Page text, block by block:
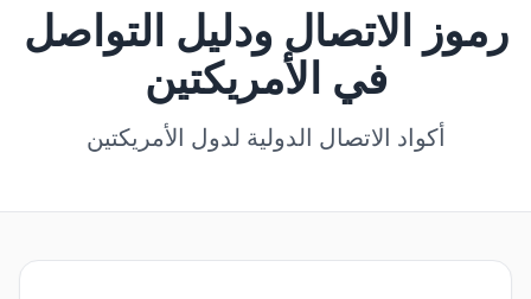
رموز الاتصال ودليل التواصل
في الأمريكتين
أكواد الاتصال الدولية لدول الأمريكتين